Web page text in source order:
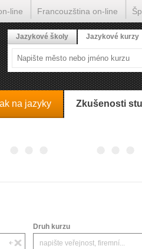
na jazyky Zkušenosti
Druh kurzu
Jazykové školy Jazykové kurzy
line Francouzština on-line